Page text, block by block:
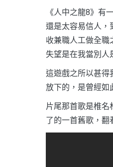
《人中之龍8》有
還是太容易信人，
收兼職人工做全職
失望是在我當別人
這遊戲之所以甚得
放下的，是曾經如
片尾那首歌是椎名
了的一首舊歌，翻